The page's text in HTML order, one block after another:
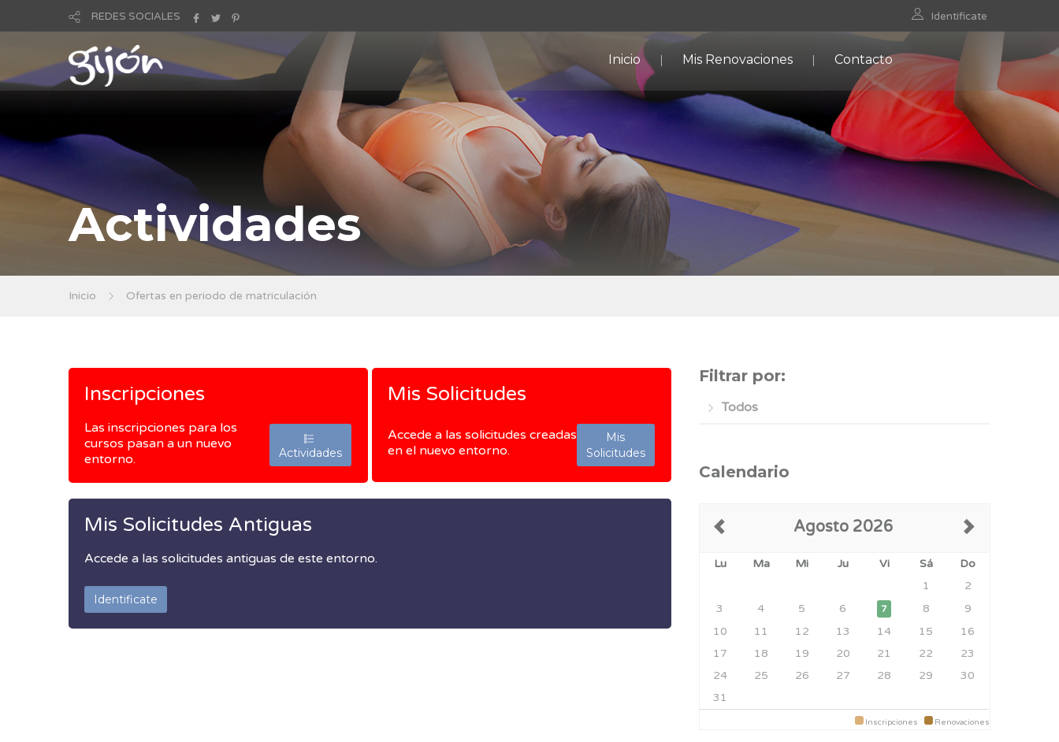
REDES SOCIALES Identificate
Inicio Mis Renovaciones Contacto
Actividades
Inicio Ofertas en periodo de matriculación
Inscripciones
Las inscripciones para los
cursos pasan a un nuevo
entorno.
Actividades
Mis Solicitudes
Accede a las solicitudes creadas
en el nuevo entorno.
Mis
Solicitudes
Mis Solicitudes Antiguas
Accede a las solicitudes antiguas de este entorno.
Identificate
Filtrar por:
Todos
Calendario
Agosto 2026
Lu Ma Mi Ju Vi Sá
Do
1
2
3
4 5 6 7 8
9
10
11 12 13 14 15
16
17
18 19 20 21 22
23
24
25 26 27 28 29
30
31
Inscripciones Renovaciones